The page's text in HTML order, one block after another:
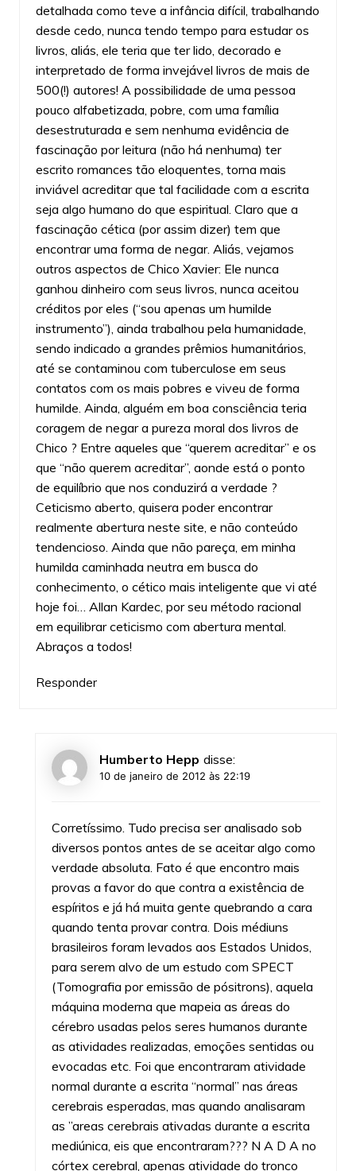
detalhada como teve a infância difícil, trabalhando
desde cedo, nunca tendo tempo para estudar os
livros, aliás, ele teria que ter lido, decorado e
interpretado de forma invejável livros de mais de
500(!) autores! A possibilidade de uma pessoa
pouco alfabetizada, pobre, com uma família
desestruturada e sem nenhuma evidência de
fascinação por leitura (não há nenhuma) ter
escrito romances tão eloquentes, torna mais
inviável acreditar que tal facilidade com a escrita
seja algo humano do que espiritual. Claro que a
fascinação cética (por assim dizer) tem que
encontrar uma forma de negar. Aliás, vejamos
outros aspectos de Chico Xavier: Ele nunca
ganhou dinheiro com seus livros, nunca aceitou
créditos por eles (“sou apenas um humilde
instrumento”), ainda trabalhou pela humanidade,
sendo indicado a grandes prêmios humanitários,
até se contaminou com tuberculose em seus
contatos com os mais pobres e viveu de forma
humilde. Ainda, alguém em boa consciência teria
coragem de negar a pureza moral dos livros de
Chico ? Entre aqueles que “querem acreditar” e os
que “não querem acreditar”, aonde está o ponto
de equilíbrio que nos conduzirá a verdade ?
Ceticismo aberto, quisera poder encontrar
realmente abertura neste site, e não conteúdo
tendencioso. Ainda que não pareça, em minha
humilda caminhada neutra em busca do
conhecimento, o cético mais inteligente que vi até
hoje foi… Allan Kardec, por seu método racional
em equilibrar ceticismo com abertura mental.
Abraços a todos!
Responder
Humberto Hepp disse:
10 de janeiro de 2012 às 22:19
Corretíssimo. Tudo precisa ser analisado sob
diversos pontos antes de se aceitar algo como
verdade absoluta. Fato é que encontro mais
provas a favor do que contra a existência de
espíritos e já há muita gente quebrando a cara
quando tenta provar contra. Dois médiuns
brasileiros foram levados aos Estados Unidos,
para serem alvo de um estudo com SPECT
(Tomografia por emissão de pósitrons), aquela
máquina moderna que mapeia as áreas do
cérebro usadas pelos seres humanos durante
as atividades realizadas, emoções sentidas ou
evocadas etc. Foi que encontraram atividade
normal durante a escrita “normal” nas áreas
cerebrais esperadas, mas quando analisaram
as ”areas cerebrais ativadas durante a escrita
mediúnica, eis que encontraram??? N A D A no
córtex cerebral, apenas atividade do tronco